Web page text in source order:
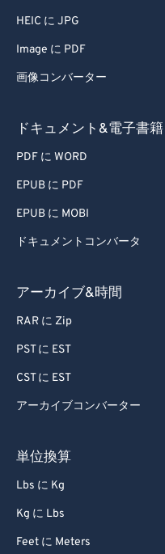
HEIC に JPG
Image に PDF
画像コンバーター
ドキュメント&電子書籍
PDF に WORD
EPUB に PDF
EPUB に MOBI
ドキュメントコンバータ
アーカイブ&時間
RAR に Zip
PST に EST
CST に EST
アーカイブコンバーター
単位換算
Lbs に Kg
Kg に Lbs
Feet に Meters